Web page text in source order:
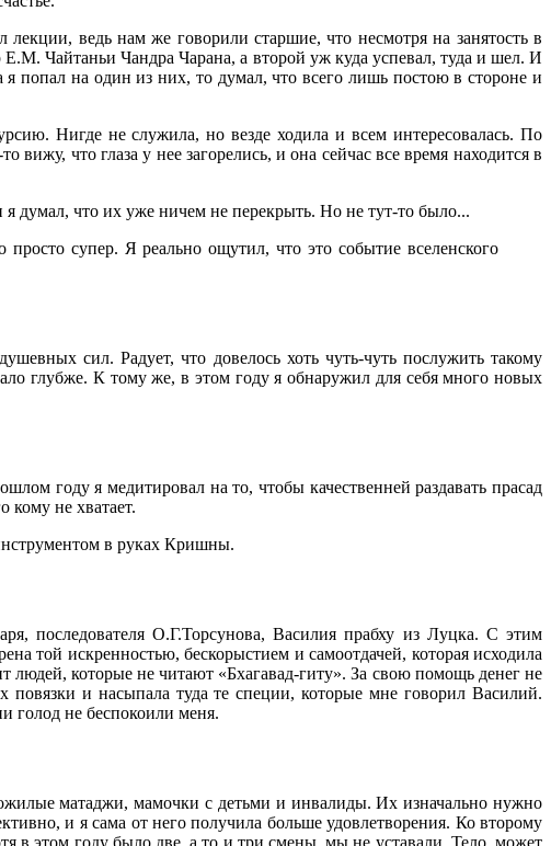
ведь нам же говорили старшие, что несмотря на занятость в
Чайтаньи Чандра Чарана, а второй уж куда успевал, туда и шел. И
попал на один из них, то думал, что всего лишь постою в стороне и
Нигде не служила, но везде ходила и всем интересовалась. По
что глаза у нее загорелись, и она сейчас все время находится в
думал, что их уже ничем не перекрыть. Но не тут-то было...
супер. Я реально ощутил, что это событие вселенского
сил. Радует, что довелось хоть чуть-чуть послужить такому
глубже. К тому же, в этом году я обнаружил для себя много новых
году я медитировал на то, чтобы качественней раздавать прасад
кому не хватает.
в руках Кришны.
последователя О.Г.Торсунова, Василия прабху из Луцка. С этим
той искренностью, бескорыстием и самоотдачей, которая исходила
людей, которые не читают «Бхагавад-гиту». За свою помощь денег не
и насыпала туда те специи, которые мне говорил Василий.
голод не беспокоили меня.
матаджи, мамочки с детьми и инвалиды. Их изначально нужно
и я сама от него получила больше удовлетворения. Ко второму
в этом году было две, а то и три смены, мы не уставали. Тело, может